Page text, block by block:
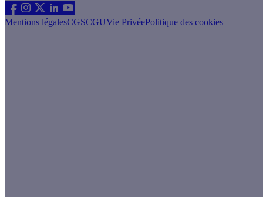
Mentions légalesCGSCGUVie PrivéePolitique des cookies